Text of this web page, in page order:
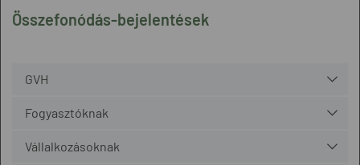
Összefonódás-bejelentések
GVH
Fogyasztóknak
Vállalkozásoknak